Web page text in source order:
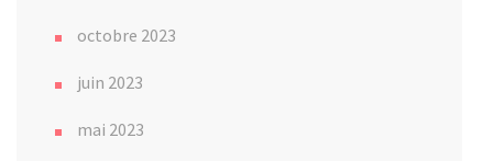
octobre 2023
juin 2023
mai 2023